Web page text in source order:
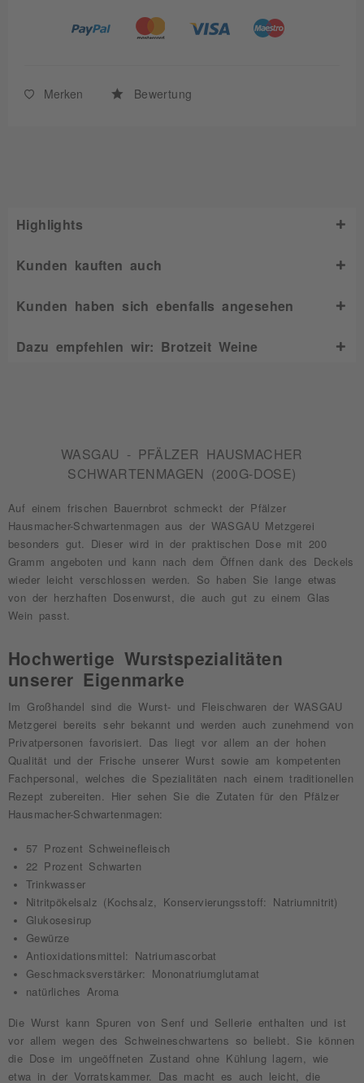
Merken Bewertung
Highlights
Kunden kauften auch
Kunden haben sich ebenfalls angesehen
Dazu empfehlen wir: Brotzeit Weine
WASGAU - PFÄLZER HAUSMACHER
SCHWARTENMAGEN (200G-DOSE)
Auf einem frischen Bauernbrot schmeckt der Pfälzer
Hausmacher-Schwartenmagen aus der WASGAU Metzgerei
besonders gut. Dieser wird in der praktischen Dose mit 200
Gramm angeboten und kann nach dem Öffnen dank des Deckels
wieder leicht verschlossen werden. So haben Sie lange etwas
von der herzhaften Dosenwurst, die auch gut zu einem Glas
Wein passt.
Hochwertige Wurstspezialitäten
unserer Eigenmarke
Im Großhandel sind die Wurst- und Fleischwaren der WASGAU
Metzgerei bereits sehr bekannt und werden auch zunehmend von
Privatpersonen favorisiert. Das liegt vor allem an der hohen
Qualität und der Frische unserer Wurst sowie am kompetenten
Fachpersonal, welches die Spezialitäten nach einem traditionellen
Rezept zubereiten. Hier sehen Sie die Zutaten für den Pfälzer
Hausmacher-Schwartenmagen:
57 Prozent Schweinefleisch
22 Prozent Schwarten
Trinkwasser
Nitritpökelsalz (Kochsalz, Konservierungsstoff: Natriumnitrit)
Glukosesirup
Gewürze
Antioxidationsmittel: Natriumascorbat
Geschmacksverstärker: Mononatriumglutamat
natürliches Aroma
Die Wurst kann Spuren von Senf und Sellerie enthalten und ist
vor allem wegen des Schweineschwartens so beliebt. Sie können
die Dose im ungeöffneten Zustand ohne Kühlung lagern, wie
etwa in der Vorratskammer. Das macht es auch leicht, die